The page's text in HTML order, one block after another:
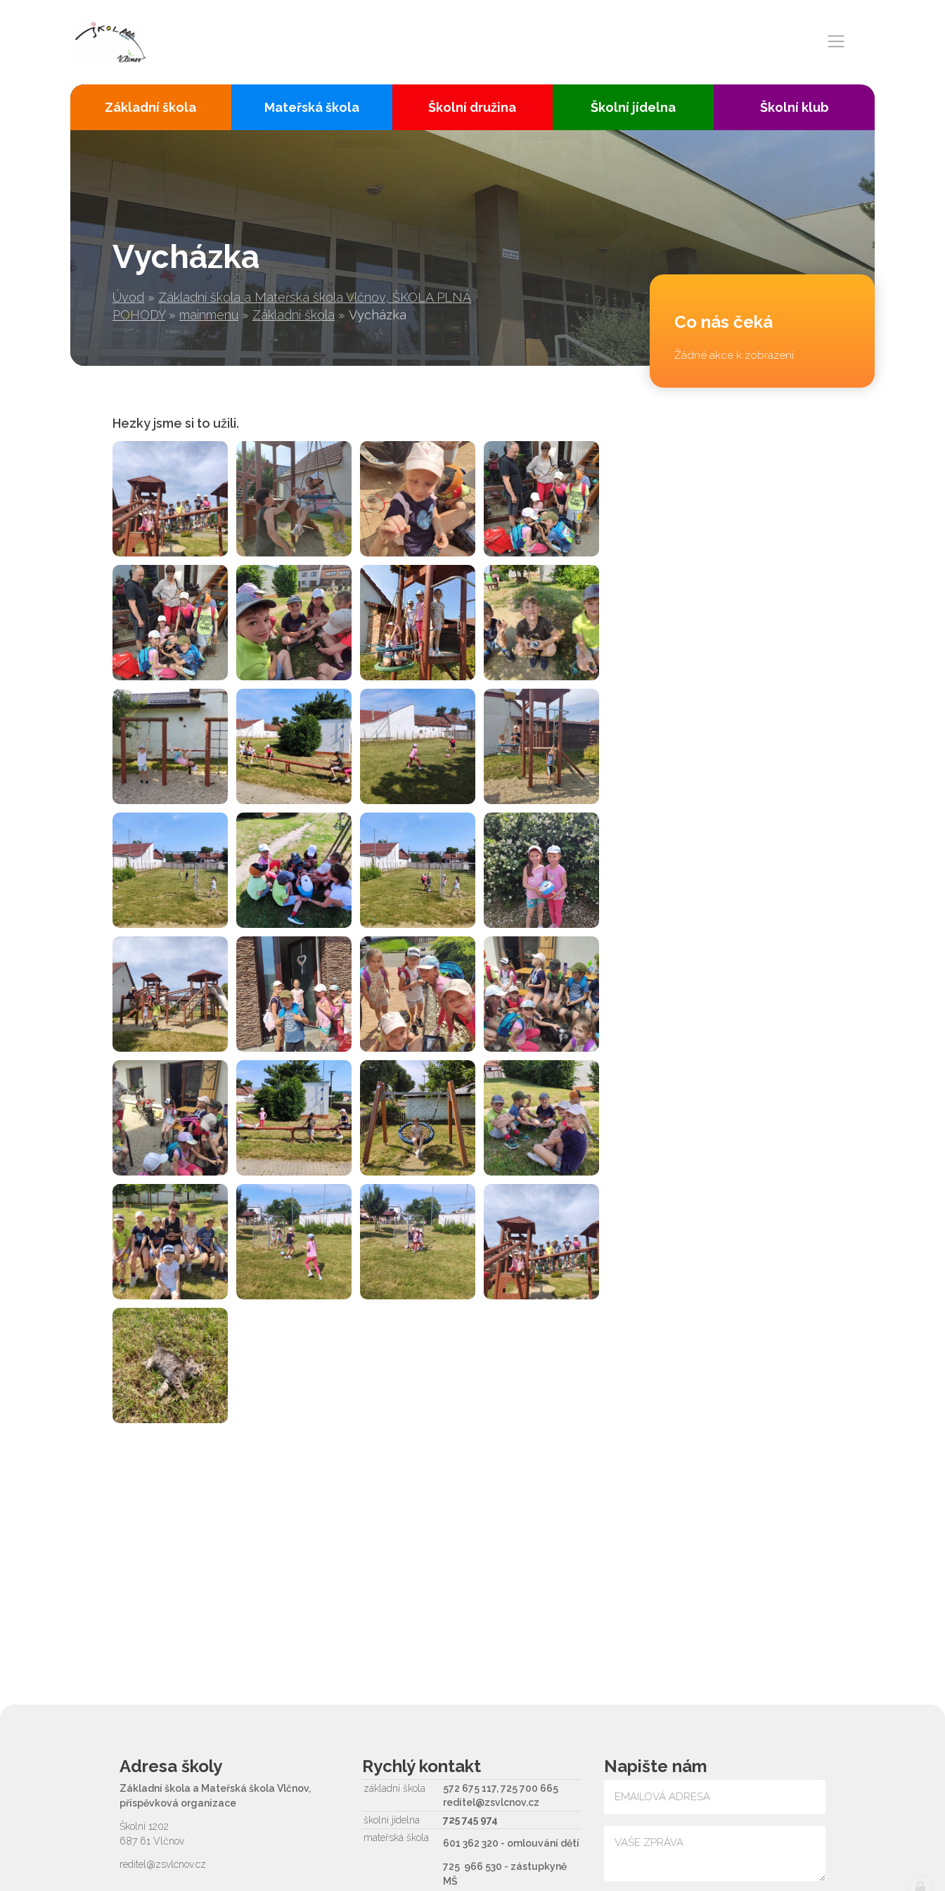
Vycházka
Úvod » Základní škola a Mateřská škola Vlčnov, ŠKOLA PLNÁ
POHODY » mainmenu » Základní škola » Vycházka
Základní škola Mateřská škola Školní družina Školní jídelna Školní klub
Hezky jsme si to užili.
Co nás čeká
Žádné akce k zobrazení
Adresa školy
Základní škola a Mateřská škola Vlčnov,
příspěvková organizace
Školní 1202
687 61 Vlčnov
reditel@zsvlcnov.cz
Rychlý kontakt
základní škola
572 675 117, 725 700 665
reditel@zsvlcnov.cz
školní jídelna
725 745 974
mateřská škola
601 362 320 - omlouvání dětí
725 966 530 - zástupkyně
MŠ
Napište nám